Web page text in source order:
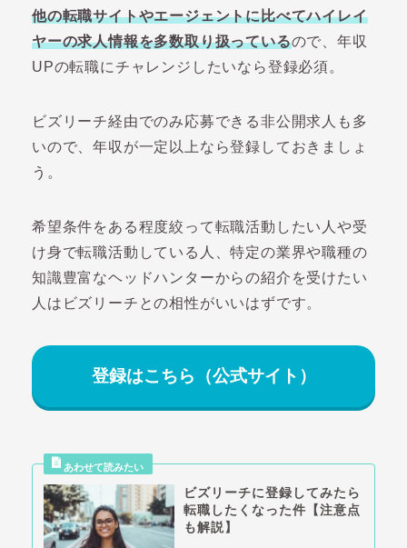
他の転職サイトやエージェントに比べてハイレイ
ヤーの求人情報を多数取り扱っているので、年収
UPの転職にチャレンジしたいなら登録必須。
ビズリーチ経由でのみ応募できる非公開求人も多
いので、年収が一定以上なら登録しておきましょ
う。
希望条件をある程度絞って転職活動したい人や受
け身で転職活動している人、特定の業界や職種の
知識豊富なヘッドハンターからの紹介を受けたい
人はビズリーチとの相性がいいはずです。
登録はこちら（公式サイト）
ビズリーチに登録してみたら
転職したくなった件【注意点
も解説】